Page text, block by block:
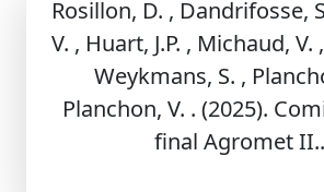
Rosillon, D. , Dandrifosse,
V. , Huart, J.P. , Michaud, V.
Weykmans, S. ,
Planchon, V. . (2025).
final Agromet